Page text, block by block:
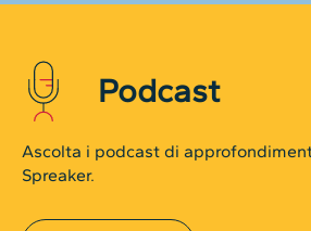
Podcast
Ascolta i podcast di
Spreaker.